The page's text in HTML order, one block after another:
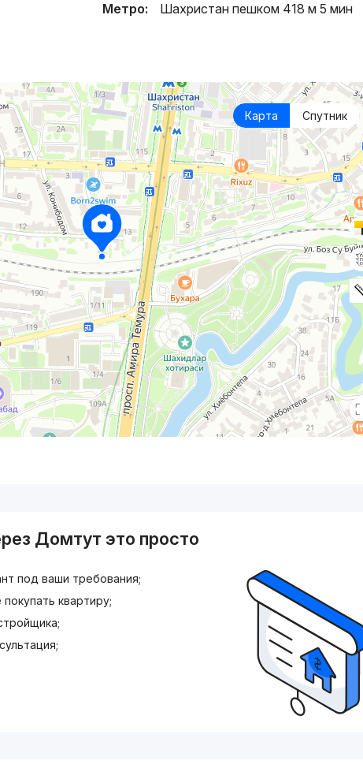
Метро: Шахристан пешком 418 м 5 мин
Карта Спутник
Домтут это просто
под ваши требования;
квартиру;